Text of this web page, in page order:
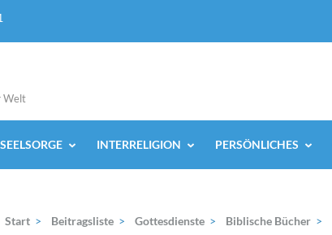
Welt
SEELSORGE INTERRELIGION PERSÖNLICHES
Start > Beitragsliste > Gottesdienste > Biblische Bücher >